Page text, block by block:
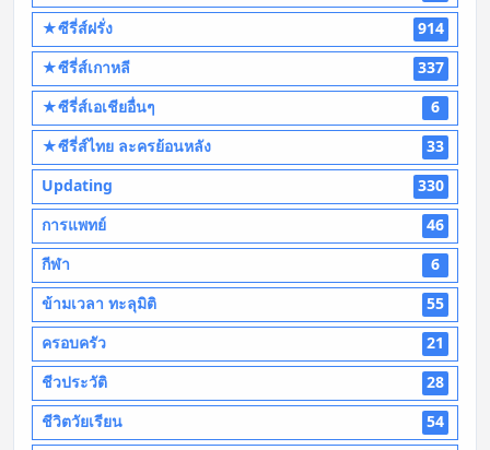
★ซีรี่ส์ฝรั่ง
914
★ซีรี่ส์เกาหลี
337
★ซีรี่ส์เอเชียอื่นๆ
6
★ซีรี่ส์ไทย ละครย้อนหลัง
33
Updating
330
การแพทย์
46
กีฬา
6
ข้ามเวลา ทะลุมิติ
55
ครอบครัว
21
ชีวประวัติ
28
ชีวิตวัยเรียน
54